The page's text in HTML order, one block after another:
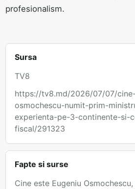
profesionalism.
Sursa
TV8
https://tv8.md/2026/07/07/
osmochescu-numit-prim-
experienta-pe-3-continente-si-
fiscal/291323
Fapte si surse
Cine este Eugeniu